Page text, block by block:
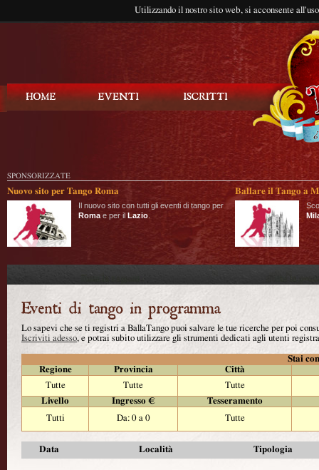
Utilizzando il nostro sito web, si acconsente
SPONSORIZZATE
Nuovo sito per Tango Roma
Il nuovo sito con tutti gli eventi di tango per
Roma e per il Lazio
Ballare il Tango a
Lo sapevi che se ti registri a BallaTango puoi salvare le tue ricerche per poi
Iscriviti adesso, e potrai subito utilizzare gli strumenti dedicati agli utenti
Stai
Regione
Provincia
Città
Tutte
Tutte
Tutte
Livello
Ingresso €
Tesseramento
Tutti
Da: 0 a 0 Tutte
Data Località Tipologia